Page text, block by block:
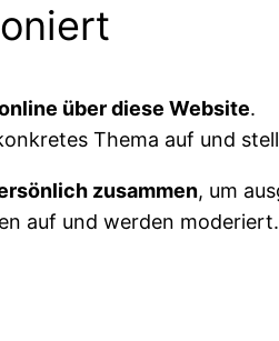
über diese Website.
Thema auf und
zusammen, um
auf und werden moderiert.